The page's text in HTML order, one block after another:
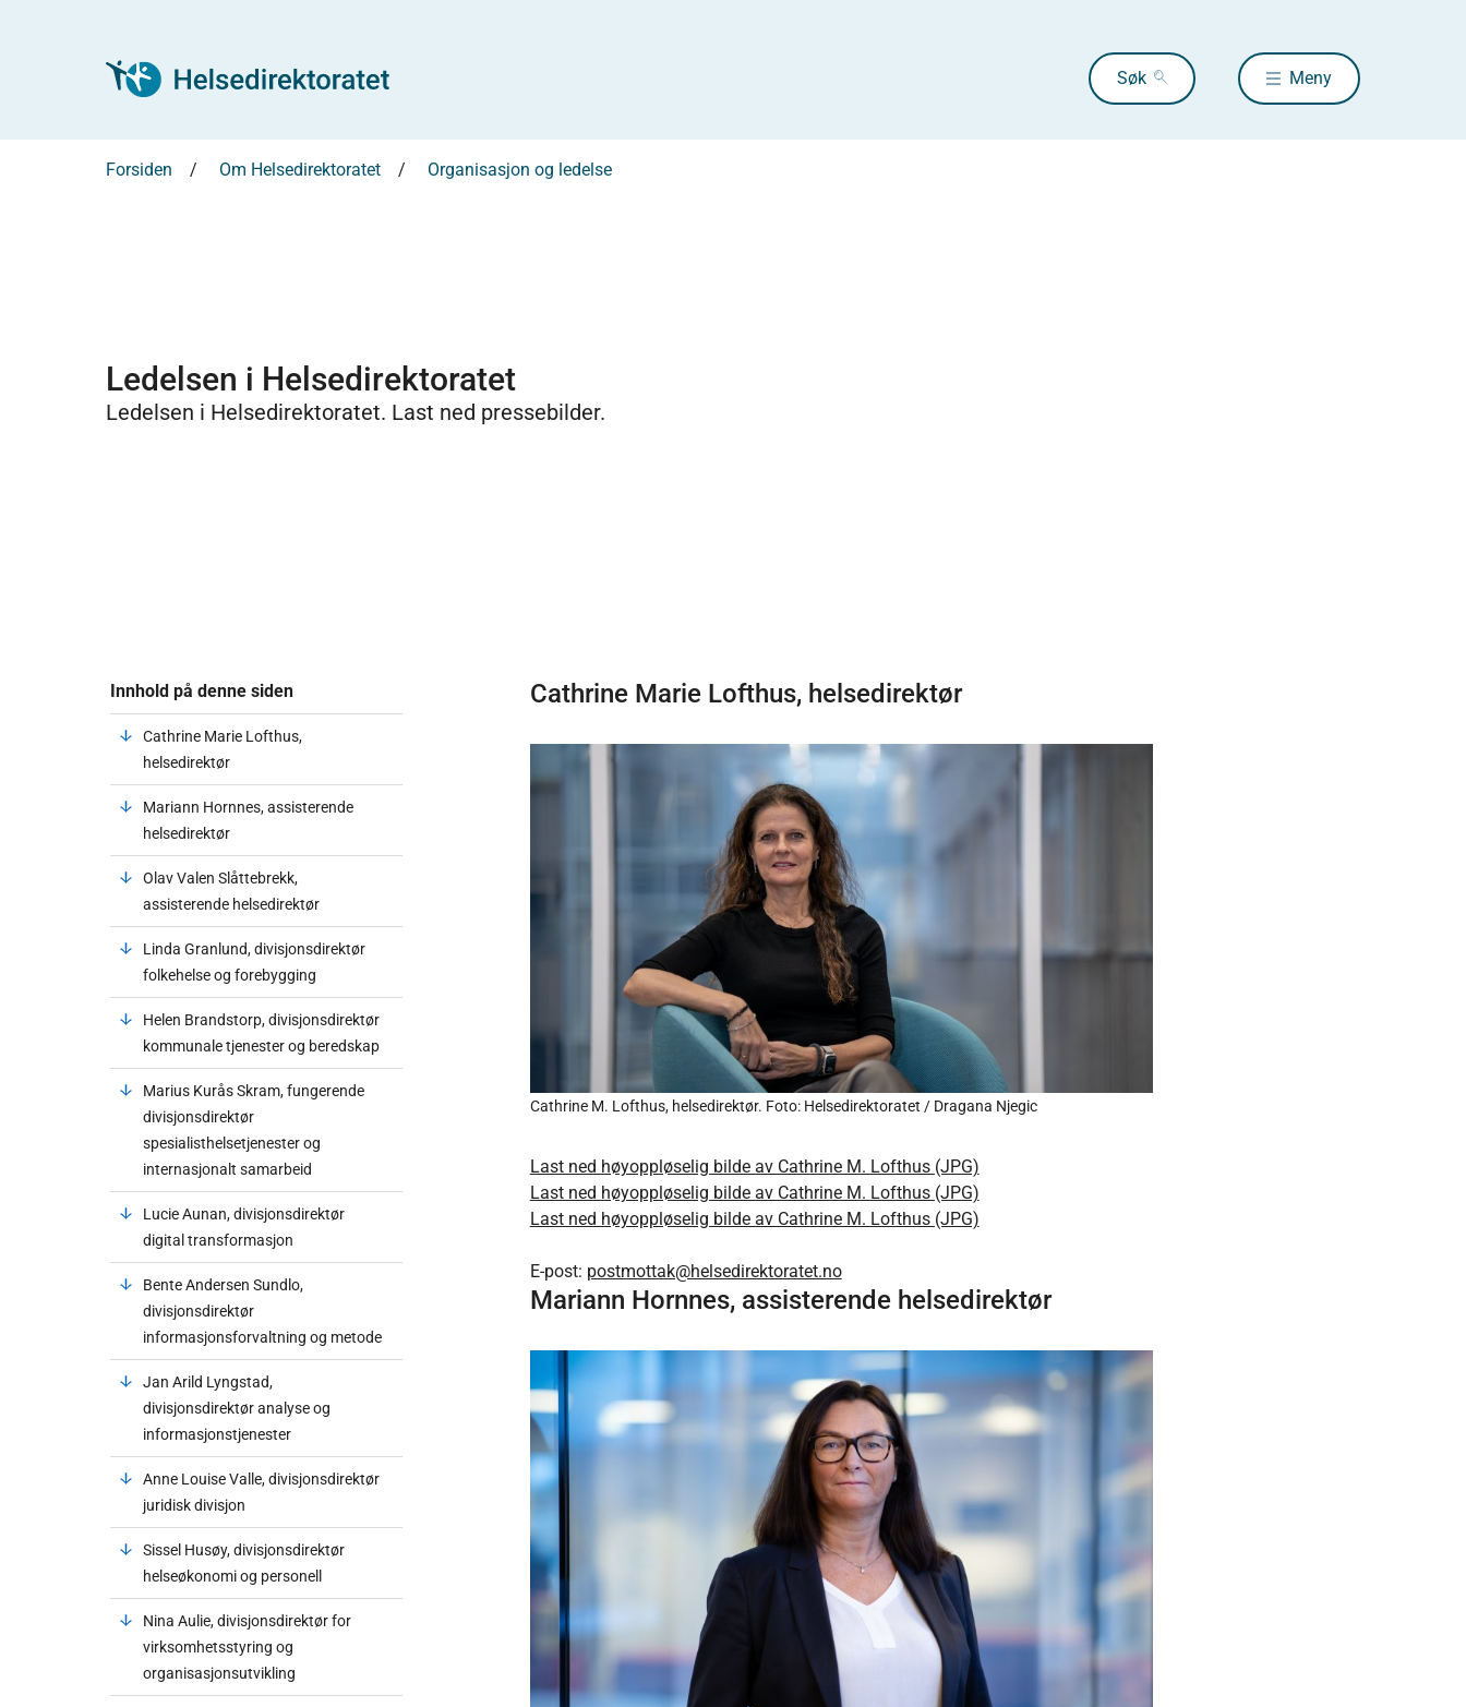
Søk Meny
Forsiden Om Helsedirektoratet Organisasjon og ledelse
Ledelsen i Helsedirektoratet
Ledelsen i Helsedirektoratet. Last ned pressebilder.
Innhold på denne siden
Cathrine Marie Lofthus,
helsedirektør
Mariann Hornnes, assisterende
helsedirektør
Olav Valen Slåttebrekk,
assisterende helsedirektør
Linda Granlund, divisjonsdirektør
folkehelse og forebygging
Helen Brandstorp, divisjonsdirektør
kommunale tjenester og beredskap
Marius Kurås Skram, fungerende
divisjonsdirektør
spesialisthelsetjenester og
internasjonalt samarbeid
Lucie Aunan, divisjonsdirektør
digital transformasjon
Bente Andersen Sundlo,
divisjonsdirektør
informasjonsforvaltning og metode
Jan Arild Lyngstad,
divisjonsdirektør analyse og
informasjonstjenester
Anne Louise Valle, divisjonsdirektør
juridisk divisjon
Sissel Husøy, divisjonsdirektør
helseøkonomi og personell
Nina Aulie, divisjonsdirektør for
virksomhetsstyring og
organisasjonsutvikling
Cathrine Marie Lofthus, helsedirektør
Cathrine M. Lofthus, helsedirektør. Foto: Helsedirektoratet / Dragana Njegic
Last ned høyoppløselig bilde av Cathrine M. Lofthus (JPG)
Last ned høyoppløselig bilde av Cathrine M. Lofthus (JPG)
Last ned høyoppløselig bilde av Cathrine M. Lofthus (JPG)
E-post: postmottak@helsedirektoratet.no
Mariann Hornnes, assisterende helsedirektør